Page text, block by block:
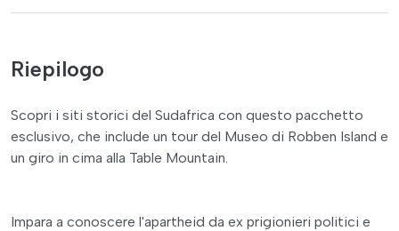
Riepilogo
Scopri i siti storici del Sudafrica con questo pacchetto
esclusivo, che include un tour del Museo di Robben Island e
un giro in cima alla Table Mountain.
Impara a conoscere l'apartheid da ex prigionieri politici e